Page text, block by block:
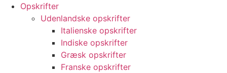
Opskrifter
Udenlandske opskrifter
Italienske opskrifter
Indiske opskrifter
Græsk opskrifter
Franske opskrifter